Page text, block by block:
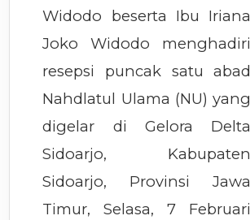
Widodo beserta Ibu Iriana
Joko Widodo menghadiri
resepsi puncak satu abad
Nahdlatul Ulama (NU) yang
digelar di Gelora Delta
Sidoarjo, Kabupaten
Sidoarjo, Provinsi Jawa
Timur, Selasa, 7 Februari